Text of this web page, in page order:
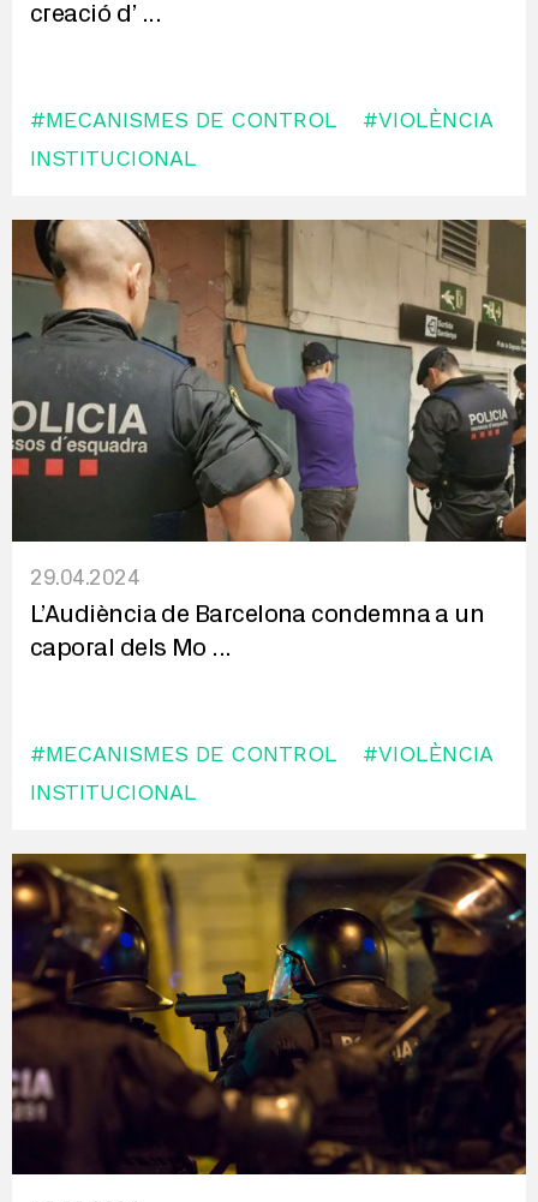
creació d’ ...
#MECANISMES DE CONTROL
#VIOLÈNCIA
INSTITUCIONAL
29.04.2024
L’Audiència de Barcelona condemna a un
caporal dels Mo ...
#MECANISMES DE CONTROL
#VIOLÈNCIA
INSTITUCIONAL